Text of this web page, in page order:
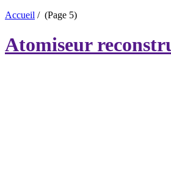
Accueil / (Page 5)
Atomiseur